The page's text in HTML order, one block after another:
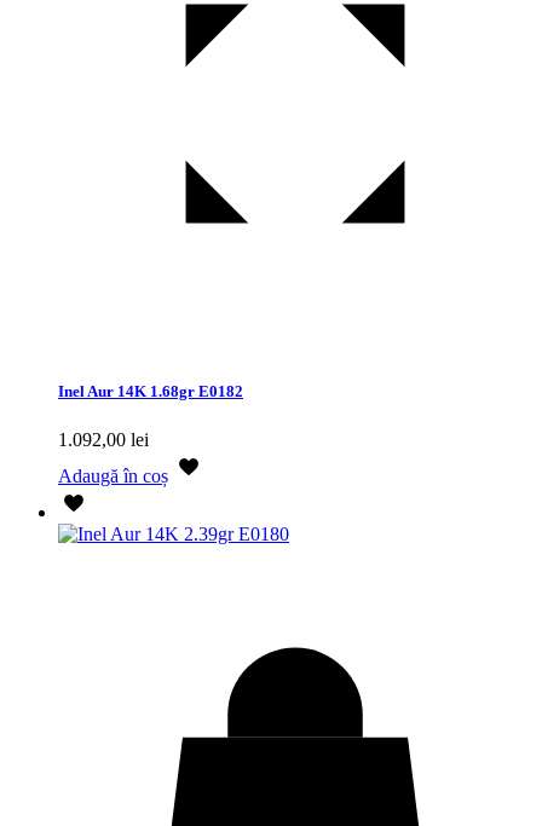
Inel Aur 14K 1.68gr E0182
1.092,00 lei
Adaugă în coș